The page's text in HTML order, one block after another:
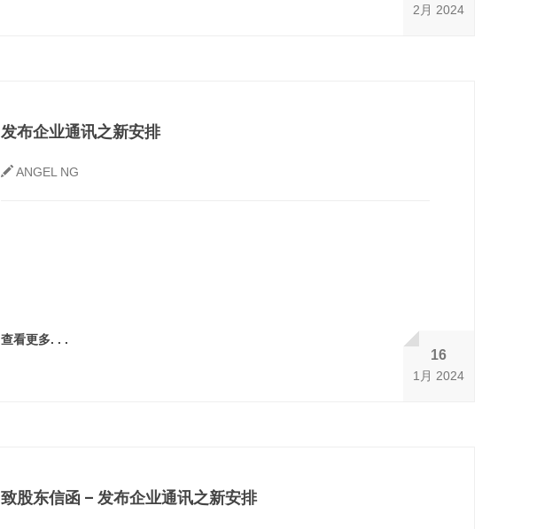
2月 2024
发布企业通讯之新安排
ANGEL NG
查看更多. . .
16
1月 2024
致股东信函 – 发布企业通讯之新安排